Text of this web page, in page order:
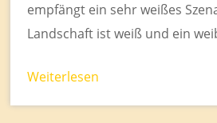
empfängt ein sehr weißes
Landschaft ist weiß und ein
Weiterlesen